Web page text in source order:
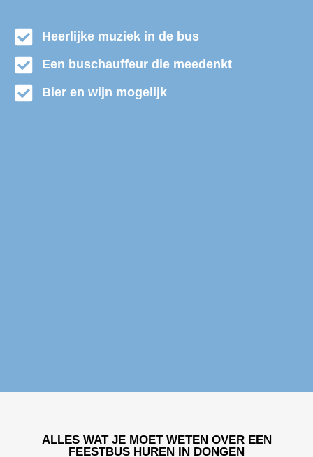
Heerlijke muziek in de bus
Een buschauffeur die meedenkt
Bier en wijn mogelijk
ALLES WAT JE MOET WETEN OVER EEN
FEESTBUS HUREN IN DONGEN